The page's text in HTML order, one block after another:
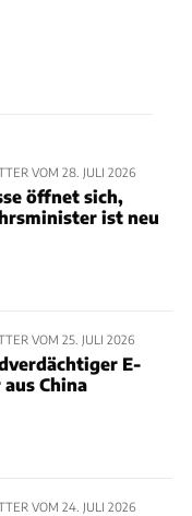
VOM 28. JULI 2026
öffnet sich,
ist neu
VOM 25. JULI 2026
E-
China
VOM 24. JULI 2026